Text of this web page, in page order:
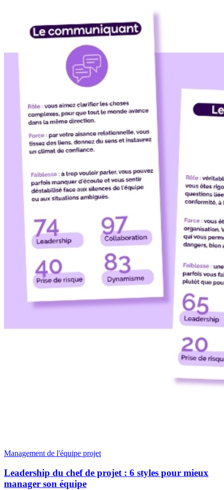
Management de l'équipe projet
Leadership du chef de projet : 6 styles pour mieux
manager son équipe